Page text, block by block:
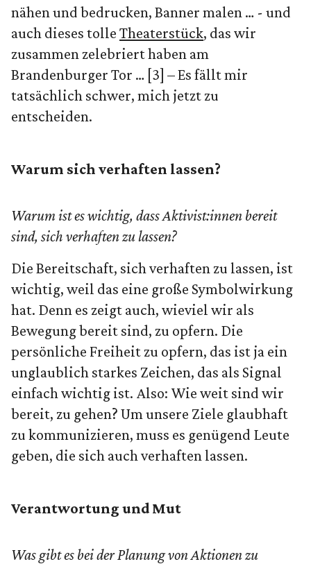
nähen und bedrucken, Banner malen … - und
auch dieses tolle Theaterstück, das wir
zusammen zelebriert haben am
Brandenburger Tor … [3] – Es fällt mir
tatsächlich schwer, mich jetzt zu
entscheiden.
Warum sich verhaften lassen?
Warum ist es wichtig, dass Aktivist:innen bereit
sind, sich verhaften zu lassen?
Die Bereitschaft, sich verhaften zu lassen, ist
wichtig, weil das eine große Symbolwirkung
hat. Denn es zeigt auch, wieviel wir als
Bewegung bereit sind, zu opfern. Die
persönliche Freiheit zu opfern, das ist ja ein
unglaublich starkes Zeichen, das als Signal
einfach wichtig ist. Also: Wie weit sind wir
bereit, zu gehen? Um unsere Ziele glaubhaft
zu kommunizieren, muss es genügend Leute
geben, die sich auch verhaften lassen.
Verantwortung und Mut
Was gibt es bei der Planung von Aktionen zu